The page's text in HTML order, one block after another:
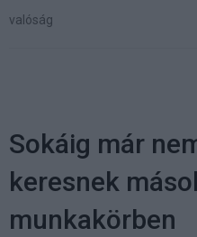
valóság
Sokáig már
keresnek
munkakörben